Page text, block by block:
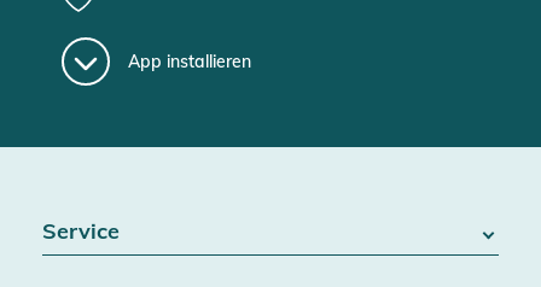
App installieren
Service